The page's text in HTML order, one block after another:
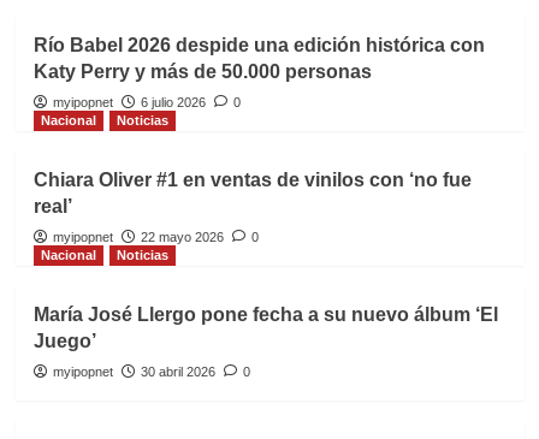
Río Babel 2026 despide una edición histórica con
Katy Perry y más de 50.000 personas
myipopnet 6 julio 2026
0
Nacional
Noticias
Chiara Oliver #1 en ventas de vinilos con ‘no fue
real’
myipopnet 22 mayo 2026
0
Nacional
Noticias
María José Llergo pone fecha a su nuevo álbum ‘El
Juego’
myipopnet 30 abril 2026 0